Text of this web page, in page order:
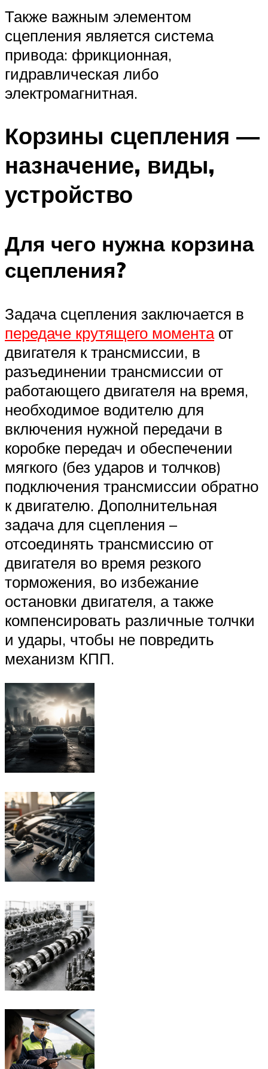
Также важным элементом
сцепления является система
привода: фрикционная,
гидравлическая либо
электромагнитная.
Корзины сцепления —
назначение, виды,
устройство
Для чего нужна корзина
сцепления?
Задача сцепления заключается в
передаче крутящего моментаот
двигателя к трансмиссии, в
разъединении трансмиссии от
работающего двигателя на время,
необходимое водителю для
включения нужной передачи в
коробке передач и обеспечении
мягкого (без ударов и толчков)
подключения трансмиссии обратно
к двигателю. Дополнительная
задача для сцепления –
отсоединять трансмиссию от
двигателя во время резкого
торможения, во избежание
остановки двигателя, а также
компенсировать различные толчки
и удары, чтобы не повредить
механизм КПП.